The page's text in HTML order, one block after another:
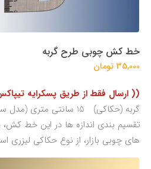
خط کش چوبی طرح گربه
35,000 تومان
(( ارسال فقط از طریق پسکرایه
گربه (حکاکی) 15 سانتی
تقسیم بندی اندازه ها در این خط
های چوبی بازار، از نوع حکاکی لیزری